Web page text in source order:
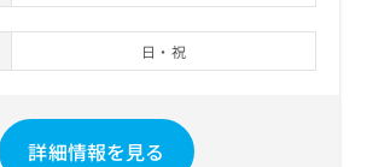
日・祝
詳細情報を見る